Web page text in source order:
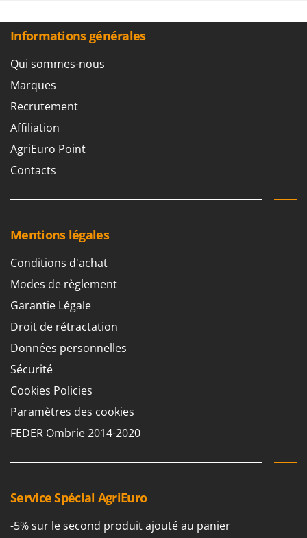
Informations générales
Qui sommes-nous
Marques
Recrutement
Affiliation
AgriEuro Point
Contacts
Mentions légales
Conditions d'achat
Modes de règlement
Garantie Légale
Droit de rétractation
Données personnelles
Sécurité
Cookies Policies
Paramètres des cookies
FEDER Ombrie 2014-2020
Service Spécial AgriEuro
-5% sur le second produit ajouté au panier